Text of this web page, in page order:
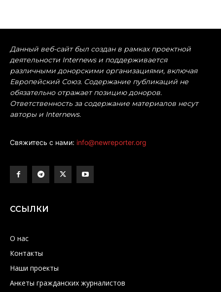
Данный веб-сайт был создан в рамках проектной
деятельности Internews и поддерживается
различными донорскими организациями, включая
Европейский Союз. Содержание публикаций не
обязательно отражает позицию доноров.
Ответственность за содержание материалов несут
авторы и Internews.
Свяжитесь с нами: info@newreporter.org
ССЫЛКИ
О нас
Контакты
Наши проекты
Анкеты гражданских журналистов